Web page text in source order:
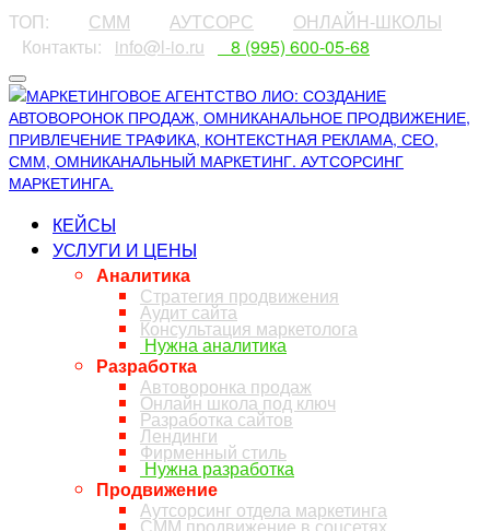
ТОП: СММ АУТСОРС
ОНЛАЙН-ШКОЛЫ
⠀Контакты:⠀ info@l-io.ru ⠀8 (995) 600-05-68
КЕЙСЫ
УСЛУГИ И ЦЕНЫ
Аналитика
Стратегия продвижения
Аудит сайта
Консультация маркетолога
Нужна аналитика
Разработка
Автоворонка продаж
Онлайн школа под ключ
Разработка сайтов
Лендинги
Фирменный стиль
Нужна разработка
Продвижение
Аутсорсинг отдела маркетинга